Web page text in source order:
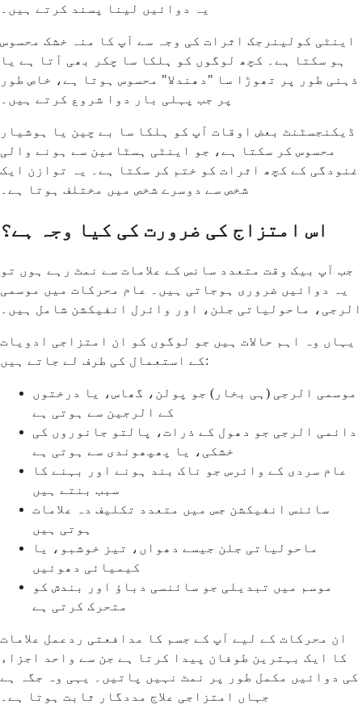
یہ دوائیں لینا پسند کرتے ہیں۔
اینٹی کولینرجک اثرات کی وجہ سے آپ کا منہ خشک محسوس
ہو سکتا ہے۔ کچھ لوگوں کو ہلکا سا چکر بھی آتا ہے یا
ذہنی طور پر تھوڑا سا "دھندلا" محسوس ہوتا ہے، خاص طور
پر جب پہلی بار دوا شروع کرتے ہیں۔
ڈیکنجسٹنٹ بعض اوقات آپ کو ہلکا سا بے چین یا ہوشیار
محسوس کر سکتا ہے، جو اینٹی ہسٹامین سے ہونے والی
غنودگی کے کچھ اثرات کو ختم کر سکتا ہے۔ یہ توازن ایک
شخص سے دوسرے شخص میں مختلف ہوتا ہے۔
اس امتزاج کی ضرورت کی کیا وجہ ہے؟
جب آپ بیک وقت متعدد سانس کے علامات سے نمٹ رہے ہوں تو
یہ دوائیں ضروری ہوجاتی ہیں۔ عام محرکات میں موسمی
الرجی، ماحولیاتی جلن، اور وائرل انفیکشن شامل ہیں۔
یہاں وہ اہم حالات ہیں جو لوگوں کو ان امتزاجی ادویات
کے استعمال کی طرف لے جاتے ہیں:
موسمی الرجی (ہی بخار) جو پولن، گھاس، یا درختوں
کے الرجین سے ہوتی ہے
دائمی الرجی جو دھول کے ذرات، پالتو جانوروں کی
خشکی، یا پھپھوندی سے ہوتی ہے
عام سردی کے وائرس جو ناک بند ہونے اور بہنے کا
سبب بنتے ہیں
سائنس انفیکشن جس میں متعدد تکلیف دہ علامات
ہوتی ہیں
ماحولیاتی جلن جیسے دھواں، تیز خوشبو، یا
کیمیائی دھوئیں
موسم میں تبدیلی جو سائنسی دباؤ اور بندش کو
متحرک کرتی ہے
ان محرکات کے لیے آپ کے جسم کا مدافعتی ردعمل علامات
کا ایک بہترین طوفان پیدا کرتا ہے جن سے واحد اجزاء
کی دوائیں مکمل طور پر نمٹ نہیں پاتیں۔ یہی وہ جگہ ہے
جہاں امتزاجی علاج مددگار ثابت ہوتا ہے۔